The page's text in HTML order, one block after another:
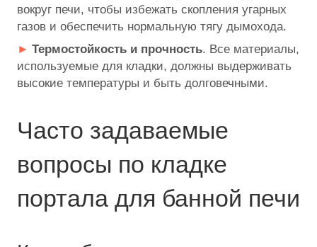
вокруг печи, чтобы избежать скопления угарных
газов и обеспечить нормальную тягу дымохода.
Термостойкость и прочность. Все материалы,
используемые для кладки, должны выдерживать
высокие температуры и быть долговечными.
Часто задаваемые
вопросы по кладке
портала для банной печи